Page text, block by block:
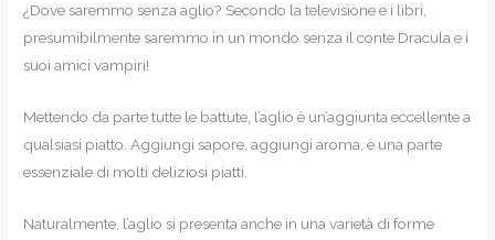
¿Dove saremmo senza aglio? Secondo la televisione e i libri,
presumibilmente saremmo in un mondo senza il conte Dracula e i
suoi amici vampiri!
Mettendo da parte tutte le battute, l’aglio è un’aggiunta eccellente a
qualsiasi piatto. Aggiungi sapore, aggiungi aroma, è una parte
essenziale di molti deliziosi piatti.
Naturalmente, l’aglio si presenta anche in una varietà di forme